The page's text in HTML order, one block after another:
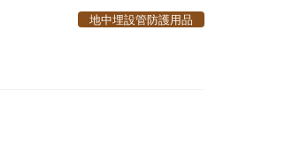
地中埋設管防護用品